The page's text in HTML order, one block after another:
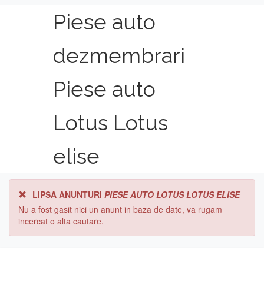
Piese auto
dezmembrari
Piese auto
Lotus Lotus
elise
LIPSA ANUNTURI PIESE AUTO LOTUS LOTUS ELISE
Nu a fost gasit nici un anunt in baza de date, va rugam
incercat o alta cautare.